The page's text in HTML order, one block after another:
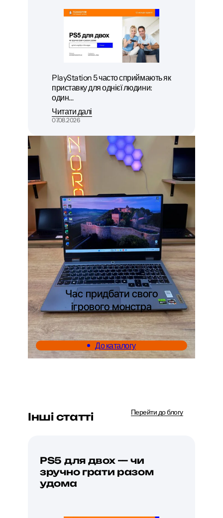
PlayStation 5 часто сприймають як
приставку для однієї людини:
один…
Читати далі
07.08.2026
Час придбати свого
ігрового монстра
До каталогу
Інші статті Перейти до блогу
PS5 для двох — чи
зручно грати разом
удома